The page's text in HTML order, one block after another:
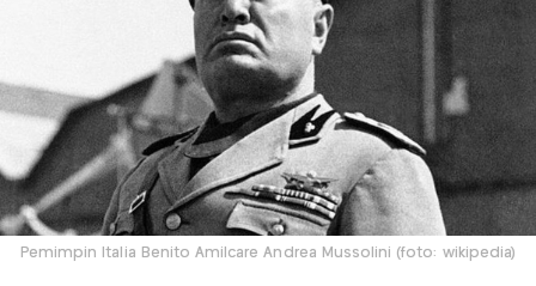
Pemimpin Italia Benito Amilcare Andrea Mussolini (foto: wikipedia)